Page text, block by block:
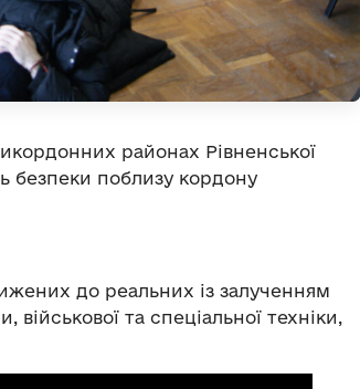
районах Рівненської
безпеки поблизу кордону
до реальних із залученням
військової та спеціальної техніки,